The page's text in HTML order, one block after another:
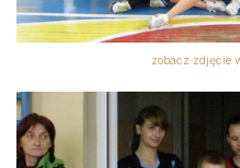
zobacz zdjęcie